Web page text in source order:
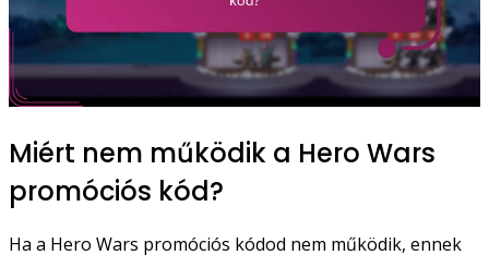
Miért nem működik a Hero Wars
promóciós kód?
Ha a Hero Wars promóciós kódod nem működik, ennek